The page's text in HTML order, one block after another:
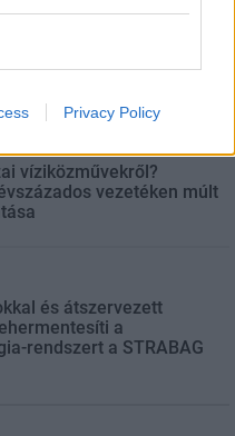
Privacy Policy
vártunk: szombattól
a riasztás
víziközművekről?
vezetéken múlt
és átszervezett
a
rendszert a STRABAG